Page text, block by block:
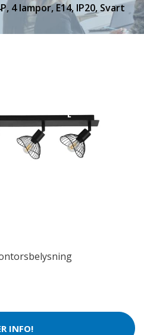
4 lampor, E14, IP20, Svart
INFO!